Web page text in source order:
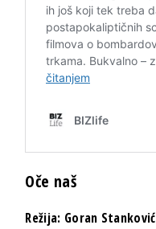
Oče naš
Režija: Goran Stanković